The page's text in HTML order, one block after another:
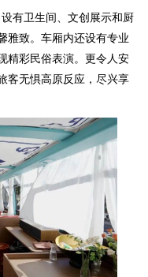
有卫生间、文创展示和厨
雅致。车厢内还设有专业
精彩民俗表演。更令人安
客无惧高原反应，尽兴享